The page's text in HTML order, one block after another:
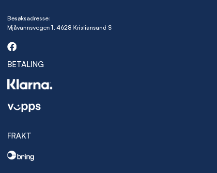
Besøksadresse:
Mjåvannsvegen 1, 4628 Kristiansand S
BETALING
FRAKT